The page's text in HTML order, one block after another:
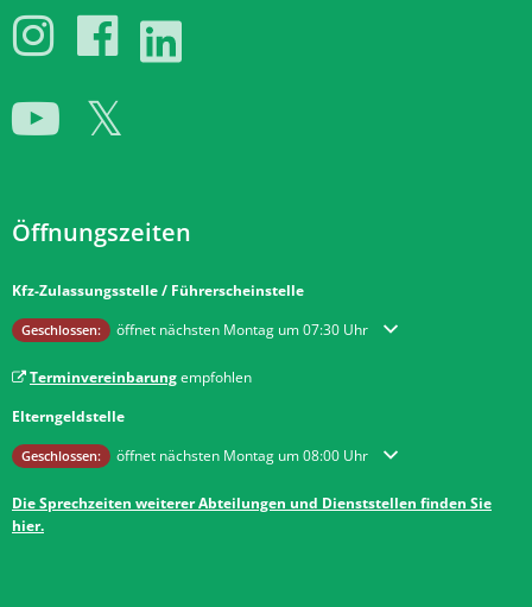
Öffnungszeiten
Kfz-Zulassungsstelle / Führerscheinstelle
Klicken, um weitere Öffnungs- oder Schließzeiten auszublenden
Geschlossen: öffnet nächsten Montag um 07:30 Uhr
Terminvereinbarungempfohlen
Elterngeldstelle
Klicken, um weitere Öffnungs- oder Schließzeiten auszublenden
Geschlossen: öffnet nächsten Montag um 08:00 Uhr
Die Sprechzeiten weiterer Abteilungen und Dienststellen finden Sie
hier.